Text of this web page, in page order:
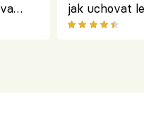
jak uchovat